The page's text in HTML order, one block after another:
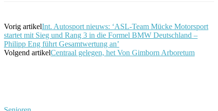
Vorig artikelInt. Autosport nieuws: ‘ASL-Team Mücke Motorsport
startet mit Sieg und Rang 3 in die Formel BMW Deutschland –
Philipp Eng führt Gesamtwertung an’
Volgend artikelCentraal gelegen, het Von Gimborn Arboretum